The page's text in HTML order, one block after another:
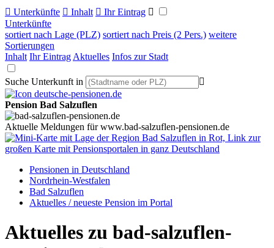
 Unterkünfte  Inhalt  Ihr Eintrag 
Unterkünfte
sortiert nach Lage (PLZ) sortiert nach Preis (2 Pers.) weitere
Sortierungen
Inhalt Ihr Eintrag Aktuelles Infos zur Stadt
Suche Unterkunft in 
Pension Bad Salzuflen
Aktuelle Meldungen für www.bad-salzuflen-pensionen.de
Pensionen in Deutschland
Nordrhein-Westfalen
Bad Salzuflen
Aktuelles / neueste Pension im Portal
Aktuelles zu bad-salzuflen-